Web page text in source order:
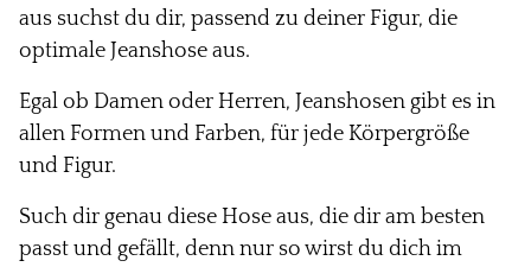
aus suchst du dir, passend zu deiner Figur, die
optimale Jeanshose aus.
Egal ob Damen oder Herren, Jeanshosen gibt es in
allen Formen und Farben, für jede Körpergröße
und Figur.
Such dir genau diese Hose aus, die dir am besten
passt und gefällt, denn nur so wirst du dich im